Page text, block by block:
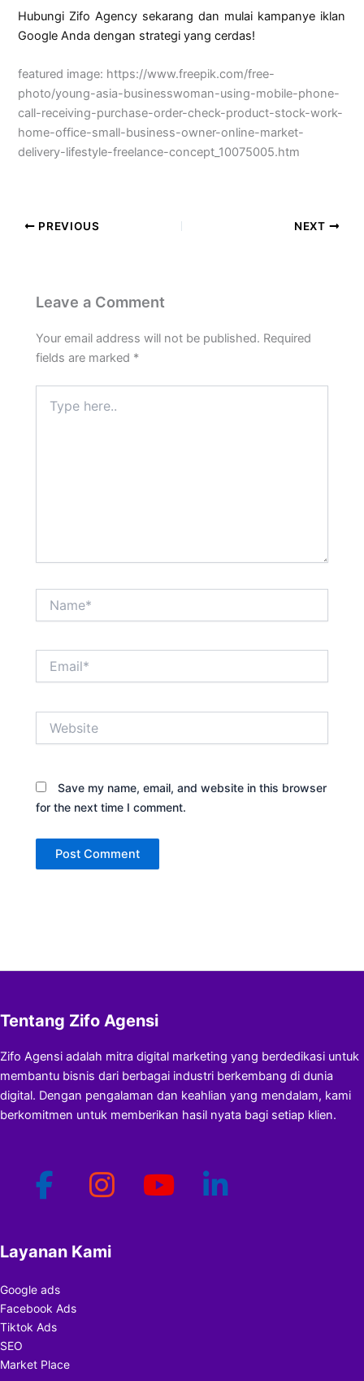
Hubungi Zifo Agency sekarang dan mulai kampanye iklan
Google Anda dengan strategi yang cerdas!
featured image: https://www.freepik.com/free-
photo/young-asia-businesswoman-using-mobile-phone-
call-receiving-purchase-order-check-product-stock-work-
home-office-small-business-owner-online-market-
delivery-lifestyle-freelance-concept_10075005.htm
PREVIOUS NEXT
Leave a Comment
Your email address will not be published. Required
fields are marked *
here..
Save my name, email, and website in this browser
for the next time I comment.
Tentang Zifo Agensi
Zifo Agensi adalah mitra digital marketing yang berdedikasi untuk
membantu bisnis dari berbagai industri berkembang di dunia
digital. Dengan pengalaman dan keahlian yang mendalam, kami
berkomitmen untuk memberikan hasil nyata bagi setiap klien.
Layanan Kami
Google ads
Facebook Ads
Tiktok Ads
SEO
Market Place